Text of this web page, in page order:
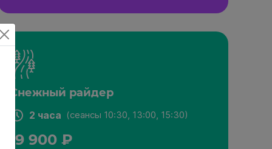
Снежный райдер
2 часа (сеансы 10:30, 13:00, 15:30)
19 900 ₽